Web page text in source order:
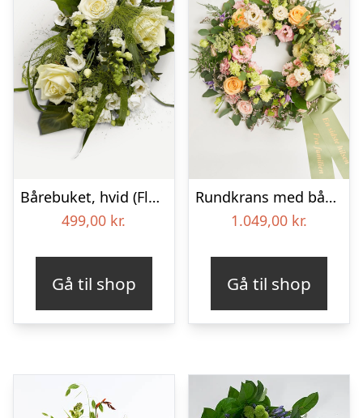
Bårebuket, hvid (Floristens kreative valg) med bånd
499,00 kr.
Gå til shop
Rundkrans med bånd – Floristens kreative valg
1.049,00 kr.
Gå til shop